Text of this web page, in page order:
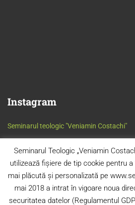
Instagram
Seminarul teologic "Veniamin Costachi"
Seminarul Teologic „Veniamin
utilizează fișiere de tip cookie pentru
mai plăcută și personalizată pe
mai 2018 a intrat în vigoare noua
securitatea datelor (Regulamentul